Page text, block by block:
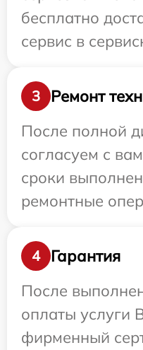
бесплатно
сервис в
3
Ремонт
После полной
согласуем с
сроки
ремонтные
4
Гарантия
После
оплаты услуги
фирменный